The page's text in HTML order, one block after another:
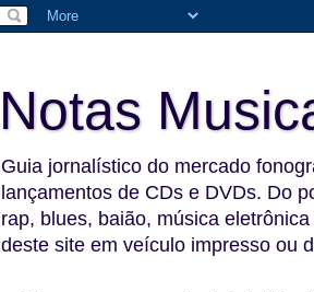
Notas
Guia jornalístico do mercado
lançamentos de CDs e DVDs. Do
rap, blues, baião, música
deste site em veículo impresso ou